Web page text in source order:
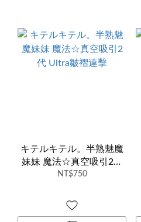
キテルキテル。半熟魅魔
妹妹 魔法☆真空吸引2代
Ultra皺褶連擊
NT$750